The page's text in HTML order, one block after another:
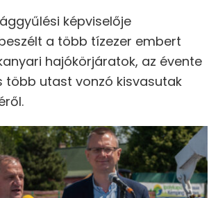
képviselője
a több tízezer embert
hajókörjáratok, az évente
több utast vonzó kisvasutak